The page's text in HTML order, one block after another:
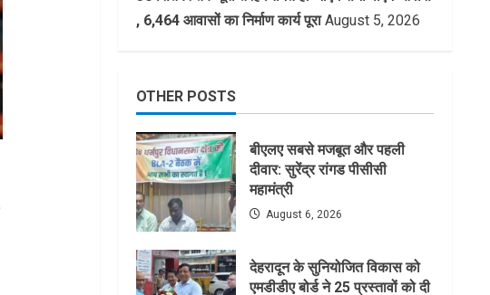
, 6,464 आवासों का निर्माण कार्य पूरा August 5, 2026
OTHER POSTS
बीएलए सबसे मजबूत और पहली
दीवार: सुरेंद्र रांगड पीसीसी
महामंत्री
August 6, 2026
देहरादून के सुनियोजित विकास को
एमडीडीए बोर्ड ने 25 प्रस्तावों को दी